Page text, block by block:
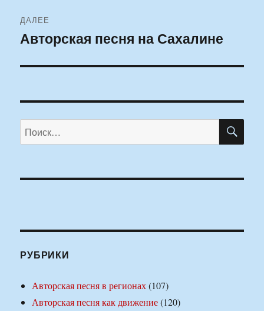
ДАЛЕЕ
Следующая
Авторская песня на Сахалине
Искать:
РУБРИКИ
Авторская песня в регионах(107)
Авторская песня как движение(120)